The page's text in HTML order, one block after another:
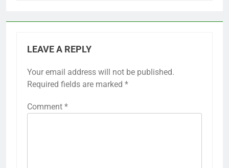
LEAVE A REPLY
Your email address will not be published.
Required fields are marked *
Comment *